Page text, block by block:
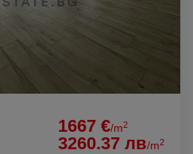
1667 €/m2
3260.37 лв/m2